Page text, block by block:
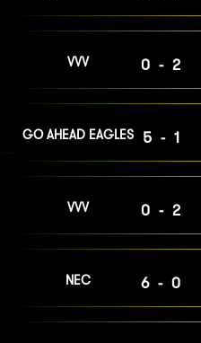
VVV 0-2
GO AHEAD EAGLES 5-1
VVV 0-2
NEC 6-0